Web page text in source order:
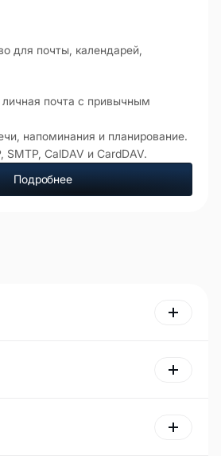
для почты, календарей,
почта с привычным
напоминания и планирование.
CalDAV и CardDAV.
Подробнее